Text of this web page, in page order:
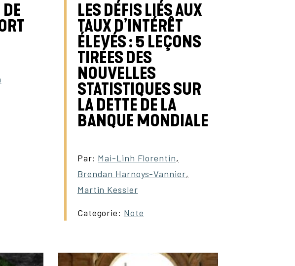
LES DÉFIS LIÉS AUX
TAUX D’INTÉRÊT
ÉLEVÉS : 5 LEÇONS
TIRÉES DES
NOUVELLES
STATISTIQUES SUR
LA DETTE DE LA
BANQUE MONDIALE
Par: Mai-Linh Florentin,
Brendan Harnoys-Vannier,
Martin Kessler
Categorie: Note